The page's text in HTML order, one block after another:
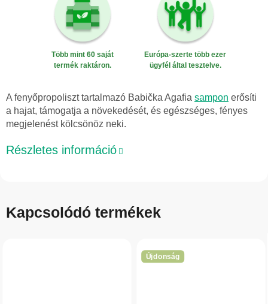
Több mint 60 saját
termék raktáron.
Európa-szerte több ezer
ügyfél által tesztelve.
A fenyőpropoliszt tartalmazó Babička Agafia sampon erősíti
a hajat, támogatja a növekedését, és egészséges, fényes
megjelenést kölcsönöz neki.
Részletes információ
Kapcsolódó termékek
Újdonság